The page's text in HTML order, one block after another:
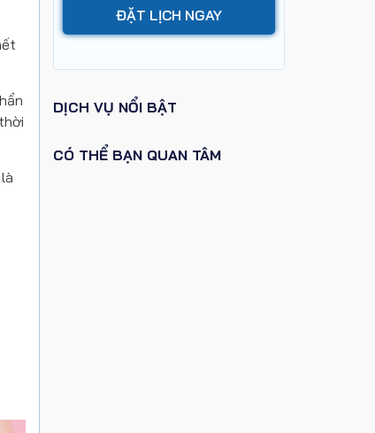
DỊCH VỤ NỔI BẬT
CÓ THỂ BẠN QUAN TÂM